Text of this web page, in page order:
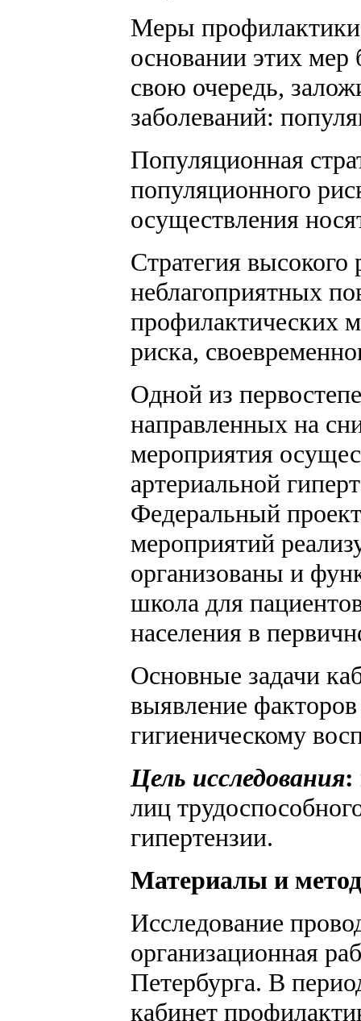
Меры профилактики
основании этих мер
свою очередь,
заболеваний:
Популяционная
популяционного
осуществления
Стратегия
неблагоприятных
профилактических
риска,
Одной из
направленных на
мероприятия
артериальной
Федеральный
мероприятий
организованы и
школа для
населения в
Основные задачи
выявление
гигиеническому
Цель исследования:
лиц
гипертензии.
Материалы и
Исследование
организационная
Петербурга. В
кабинет